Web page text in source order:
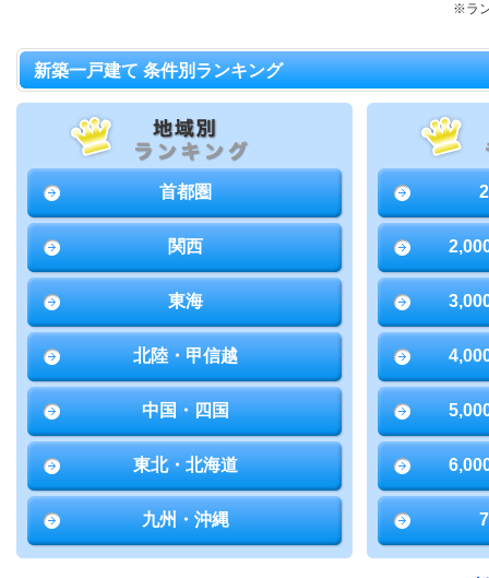
※ラ
新築一戸建て 条件別ランキング
首都圏
関西
東海
北陸・甲信越
中国・四国
東北・北海道
九州・沖縄